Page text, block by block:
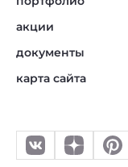
акции
документы
карта сайта